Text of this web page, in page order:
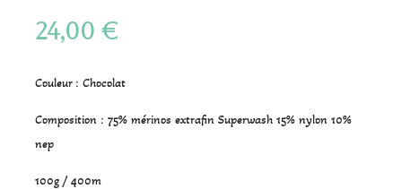
24,00 €
Couleur : Chocolat
Composition : 75% mérinos extrafin Superwash 15% nylon 10%
nep
100g / 400m